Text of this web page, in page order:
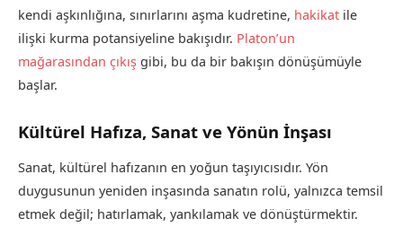
kendi aşkınlığına, sınırlarını aşma kudretine, hakikat ile
ilişki kurma potansiyeline bakışıdır. Platon’un
mağarasından çıkış gibi, bu da bir bakışın dönüşümüyle
başlar.
Kültürel Hafıza, Sanat ve Yönün İnşası
Sanat, kültürel hafızanın en yoğun taşıyıcısıdır. Yön
duygusunun yeniden inşasında sanatın rolü, yalnızca temsil
etmek değil; hatırlamak, yankılamak ve dönüştürmektir.